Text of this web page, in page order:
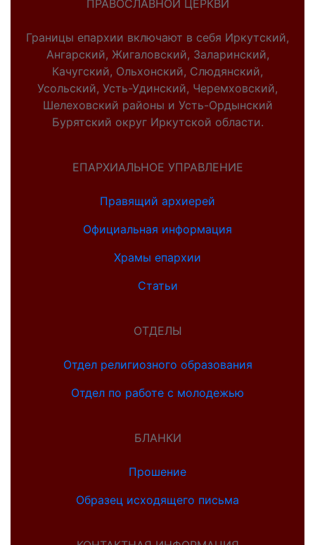
ПРАВОСЛАВНОЙ ЦЕРКВИ
Границы епархии включают в себя Иркутский,
Ангарский, Жигаловский, Заларинский,
Качугский, Ольхонский, Слюдянский,
Усольский, Усть-Удинский, Черемховский,
Шелеховский районы и Усть-Ордынский
Бурятский округ Иркутской области.
ЕПАРХИАЛЬНОЕ УПРАВЛЕНИЕ
Правящий архиерей
Официальная информация
Храмы епархии
Статьи
ОТДЕЛЫ
Отдел религиозного образования
Отдел по работе с молодежью
БЛАНКИ
Прошение
Образец исходящего письма